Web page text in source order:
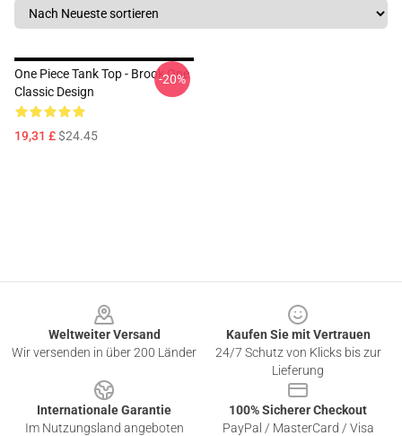
One Piece Tank Top - Brook One
Classic Design
19,31 £$24.45
-20%
Weltweiter Versand
Wir versenden in über 200 Länder
Kaufen Sie mit Vertrauen
24/7 Schutz von Klicks bis zur
Lieferung
Internationale Garantie
Im Nutzungsland angeboten
100% Sicherer Checkout
PayPal / MasterCard / Visa